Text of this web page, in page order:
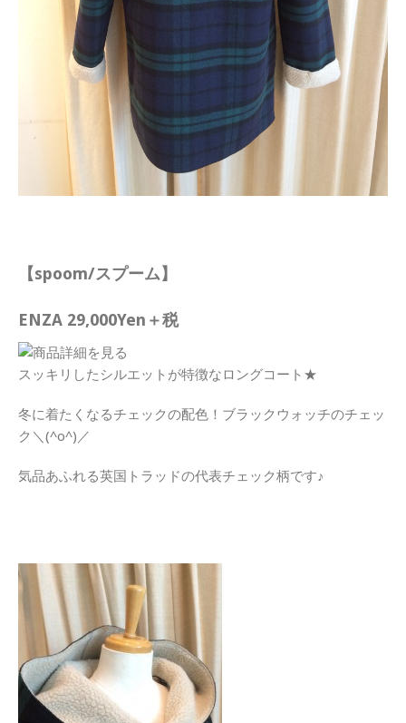
【spoom/スプーム】
ENZA 29,000Yen＋税
スッキリしたシルエットが特徴なロングコート★
冬に着たくなるチェックの配色！ブラックウォッチのチェッ
ク＼(^o^)／
気品あふれる英国トラッドの代表チェック柄です♪